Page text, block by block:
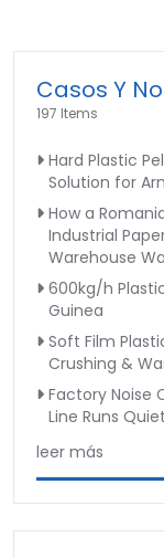
Casos Y
197 Items
Hard Plastic
Solution for
How a
Industrial
Warehouse
600kg/h
Guinea
Soft Film
Crushing &
Factory Noise
Line Runs
leer más